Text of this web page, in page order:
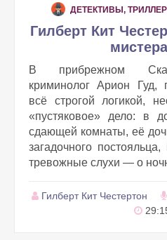
ДЕТЕКТИВЫ,
Гилберт Кит
В прибрежном
криминолог Арион Гуд,
всё строгой логикой,
«пустяковое» дело: в
сдающей комнаты, её
загадочного постояльца,
тревожные слухи — о
Гилберт Кит Честертон